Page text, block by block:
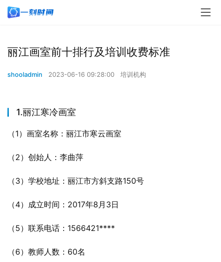
丽江画室前十排行及培训收费标准
shooladmin 2023-06-16 09:28:00 培训机构
1.丽江寒冷画室
（1）画室名称：丽江市寒云画室
（2）创始人：李曲萍
（3）学校地址：丽江市方斜支路150号
（4）成立时间：2017年8月3日
（5）联系电话：1566421****
（6）教师人数：60名